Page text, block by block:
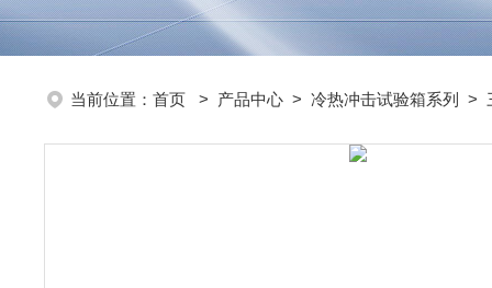
当前位置： 首页 > 产品中心 > 冷热冲击试验箱系列 >